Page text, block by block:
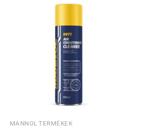
MANNOL TERMÉKEK